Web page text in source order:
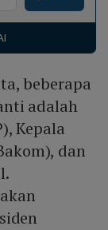
Kepala
beberapa
adalah
Kepala
dan